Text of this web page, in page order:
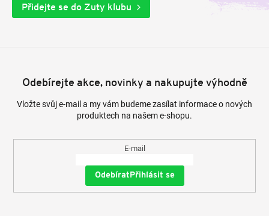
Přidejte se do Zuty klubu
Odebírejte akce, novinky a nakupujte výhodně
Vložte svůj e-mail a my vám budeme zasílat informace o nových
produktech na našem e-shopu.
E-mail
Přihlásit se